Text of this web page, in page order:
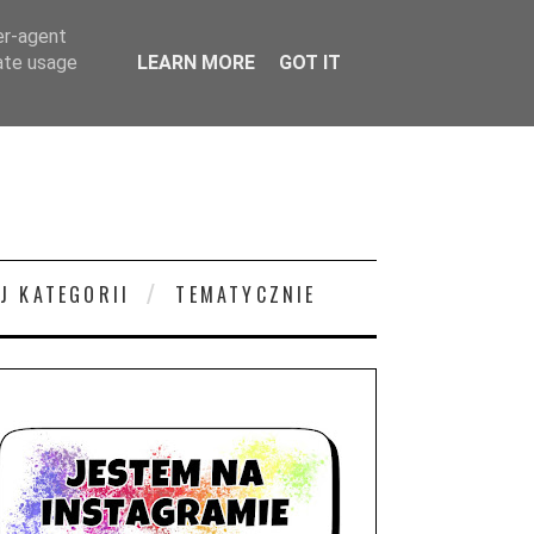
KATEGORII TEMATYCZNIE
agent
usage
LEARN MORE GOT IT